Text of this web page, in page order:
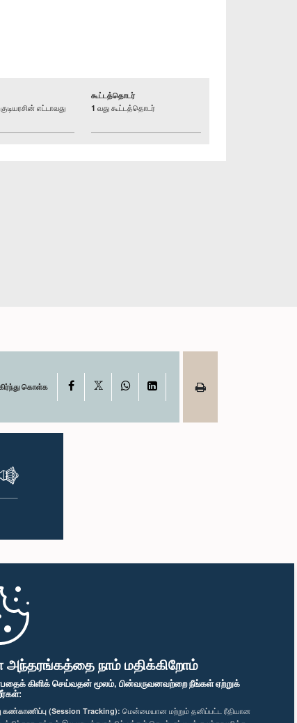
அந்தரங்கத்தை நாம் மதிக்கிறோம்
கிளிக் செய்வதன் மூலம், பின்வருவனவற்றை நீங்கள் ஏற்றுக்
கண்காணிப்பு (Session Tracking): மென்மையான மற்றும் தனிப்பட்ட ரீதியான
எட்டாவது
கூட்டத்தொடர்
1 வது கூட்டத்தொடர்
கொள்க Facebook WhatsAppLinkedIn